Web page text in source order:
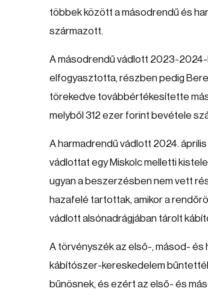
többek között a másodrendű és
származott.
A másodrendű vádlott 2023-
elfogyasztotta, részben pedig
törekedve továbbértékesítette
melyből 312 ezer forint bevétele
A harmadrendű vádlott 2024.
vádlottat egy Miskolc melletti
ugyan a beszerzésben nem vett
hazafelé tartottak, amikor a
vádlott alsónadrágjában tárolt
A törvényszék az első-, másod-
kábítószer-kereskedelem
bűnösnek, és ezért az első- és